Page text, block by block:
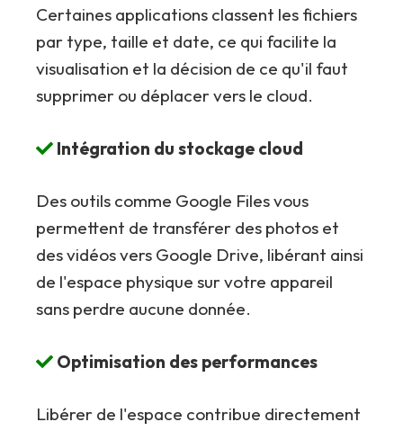
Certaines applications classent les fichiers
par type, taille et date, ce qui facilite la
visualisation et la décision de ce qu'il faut
supprimer ou déplacer vers le cloud.
Intégration du stockage cloud
Des outils comme Google Files vous
permettent de transférer des photos et
des vidéos vers Google Drive, libérant ainsi
de l'espace physique sur votre appareil
sans perdre aucune donnée.
Optimisation des performances
Libérer de l'espace contribue directement